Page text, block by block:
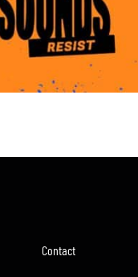
Contact